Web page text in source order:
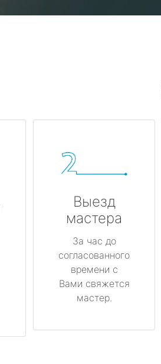
Выезд
мастера
За час до
согласованного
времени с
Вами свяжется
мастер.